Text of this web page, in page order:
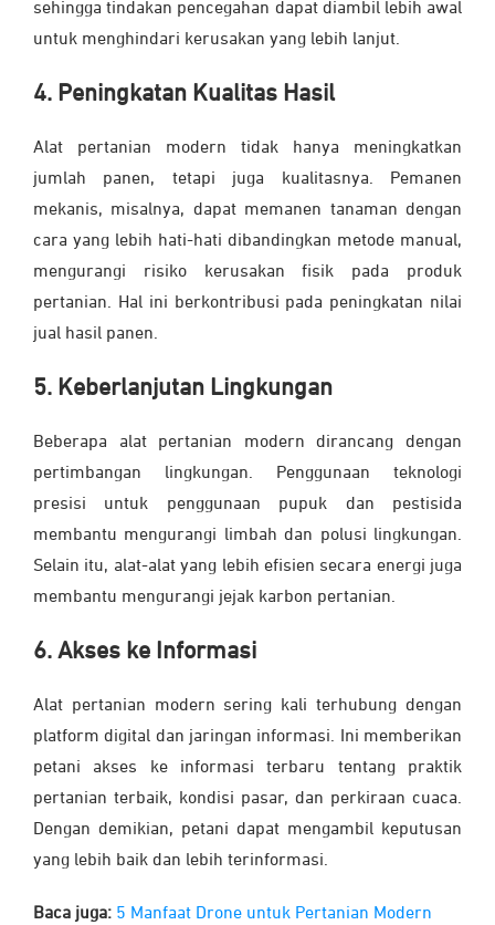
sehingga tindakan pencegahan dapat diambil lebih awal
untuk menghindari kerusakan yang lebih lanjut.
4. Peningkatan Kualitas Hasil
Alat pertanian modern tidak hanya meningkatkan
jumlah panen, tetapi juga kualitasnya. Pemanen
mekanis, misalnya, dapat memanen tanaman dengan
cara yang lebih hati-hati dibandingkan metode manual,
mengurangi risiko kerusakan fisik pada produk
pertanian. Hal ini berkontribusi pada peningkatan nilai
jual hasil panen.
5. Keberlanjutan Lingkungan
Beberapa alat pertanian modern dirancang dengan
pertimbangan lingkungan. Penggunaan teknologi
presisi untuk penggunaan pupuk dan pestisida
membantu mengurangi limbah dan polusi lingkungan.
Selain itu, alat-alat yang lebih efisien secara energi juga
membantu mengurangi jejak karbon pertanian.
6. Akses ke Informasi
Alat pertanian modern sering kali terhubung dengan
platform digital dan jaringan informasi. Ini memberikan
petani akses ke informasi terbaru tentang praktik
pertanian terbaik, kondisi pasar, dan perkiraan cuaca.
Dengan demikian, petani dapat mengambil keputusan
yang lebih baik dan lebih terinformasi.
Baca juga: 5 Manfaat Drone untuk Pertanian Modern